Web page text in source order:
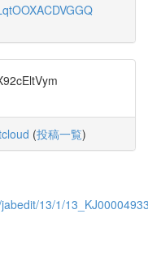
(投稿一覧)
13/1/